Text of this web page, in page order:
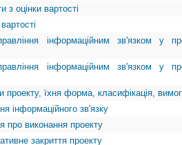
з оцінки вартості
інформаційним зв'язком у
інформаційним зв'язком у
проекту, їхня форма, класифікація,
інформаційного зв'язку
про виконання проекту
закриття проекту